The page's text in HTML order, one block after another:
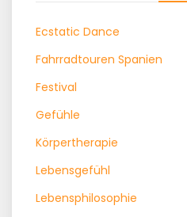
Ecstatic Dance
Fahrradtouren Spanien
Festival
Gefühle
Körpertherapie
Lebensgefühl
Lebensphilosophie